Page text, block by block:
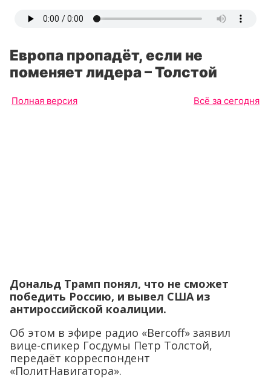
Европа пропадёт, если не
поменяет лидера – Толстой
Полная версия Всё за сегодня
Дональд Трамп понял, что не сможет
победить Россию, и вывел США из
антироссийской коалиции.
Об этом в эфире радио «Bercoff» заявил
вице-спикер Госдумы Петр Толстой,
передаёт корреспондент
«ПолитНавигатора».